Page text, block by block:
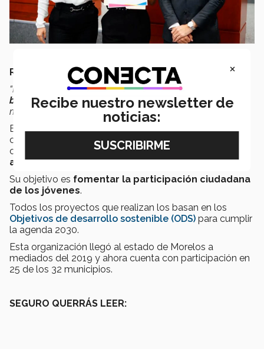
Red mundial de jóvenes políticos
“Nos interesamovilizar a los ciudadanos para cerrar la
brechaentre elmundo que tenemosy el mundo que la
mayoría sueña” comenta Vianey.
Es una
carácter
no lucrativo, con política no partidista
cuya
proyección es socialy de cuestiones
académicas.
Su objetivo es fomentar la participación ciudadana
de los jóvenes.
Todos los proyectos que realizan los basan en los
Objetivos de desarrollo sostenible (ODS) para cumplir
la agenda 2030.
Esta organización llegó al estado de Morelos a
mediados del 2019 y ahora cuenta con participación en
25 de los 32 municipios.
SEGURO QUERRÁS LEER:
×
Recibe nuestro newsletter de
noticias: